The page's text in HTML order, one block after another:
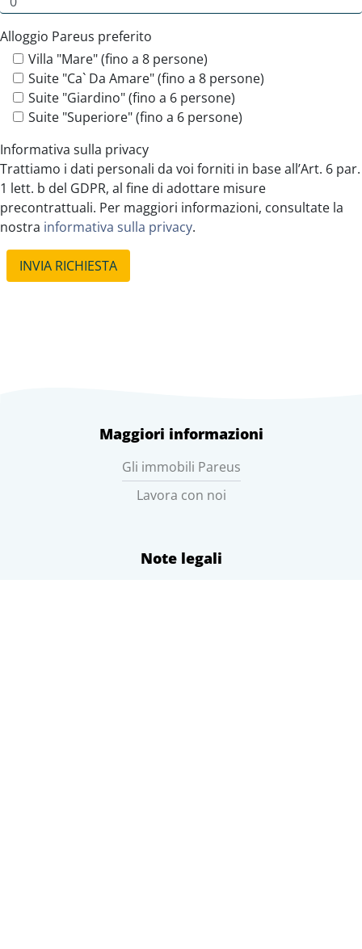
Alloggio Pareus preferito
Villa "Mare" (fino a 8 persone)
Suite "Ca` Da Amare" (fino a 8 persone)
Suite "Giardino" (fino a 6 persone)
Suite "Superiore" (fino a 6 persone)
Informativa sulla privacy
Trattiamo i dati personali da voi forniti in base all’Art. 6 par.
1 lett. b del GDPR, al fine di adottare misure
precontrattuali. Per maggiori informazioni, consultate la
nostra informativa sulla privacy.
INVIA RICHIESTA
Maggiori informazioni
Gli immobili Pareus
Lavora con noi
Note legali